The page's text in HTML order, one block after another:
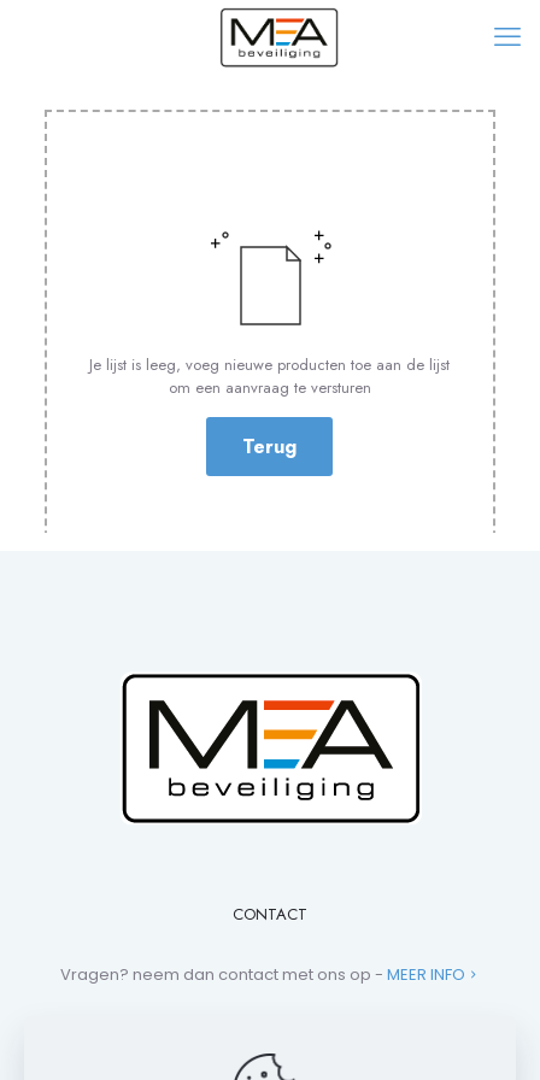
Je lijst is leeg, voeg nieuwe producten toe aan de lijst
om een aanvraag te versturen
Terug
CONTACT
Vragen? neem dan contact met ons op - MEER INFO